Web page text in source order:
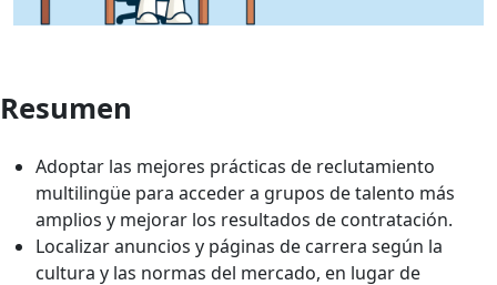
Resumen
Adoptar las mejores prácticas de reclutamiento
multilingüe para acceder a grupos de talento más
amplios y mejorar los resultados de contratación.
Localizar anuncios y páginas de carrera según la
cultura y las normas del mercado, en lugar de